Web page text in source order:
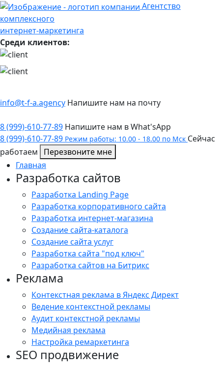
Агентство
комплексного
интернет-маркетинга
Среди клиентов:
info@t-f-a.agency Напишите нам на почту
8 (999)-610-77-89 Напишите нам в What'sApp
8 (999)-610-77-89 Режим работы: 10.00 - 18.00 по Мск Сейчас
работаем
Перезвоните мне
Главная
Разработка сайтов
Разработка Landing Page
Разработка корпоративного сайта
Разработка интернет-магазина
Создание сайта-каталога
Создание сайта услуг
Разработка сайта "под ключ"
Разработка сайтов на Битрикс
Реклама
Контекстная реклама в Яндекс Директ
Ведение контекстной рекламы
Аудит контекстной рекламы
Медийная реклама
Настройка ремаркетинга
SEO продвижение